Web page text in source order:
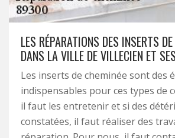
LES RÉPARATIONS DES INSERTS
DANS LA VILLE DE VILLECIEN ET
Les inserts de cheminée sont des
indispensables pour ces types de
il faut les entretenir et si des
constatées, il faut réaliser des